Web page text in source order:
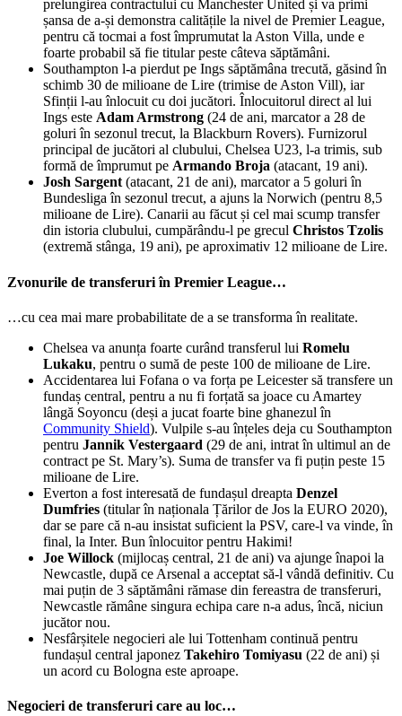
prelungirea contractului cu Manchester United și va primi
șansa de a-și demonstra calitățile la nivel de Premier League,
pentru că tocmai a fost împrumutat la Aston Villa, unde e
foarte probabil să fie titular peste câteva săptămâni.
Southampton l-a pierdut pe Ings săptămâna trecută, găsind în
schimb 30 de milioane de Lire (trimise de Aston Vill), iar
Sfinții l-au înlocuit cu doi jucători. Înlocuitorul direct al lui
Ings este Adam Armstrong (24 de ani, marcator a 28 de
goluri în sezonul trecut, la Blackburn Rovers). Furnizorul
principal de jucători al clubului, Chelsea U23, l-a trimis, sub
formă de împrumut pe Armando Broja (atacant, 19 ani).
Josh Sargent (atacant, 21 de ani), marcator a 5 goluri în
Bundesliga în sezonul trecut, a ajuns la Norwich (pentru 8,5
milioane de Lire). Canarii au făcut și cel mai scump transfer
din istoria clubului, cumpărându-l pe grecul Christos Tzolis
(extremă stânga, 19 ani), pe aproximativ 12 milioane de Lire.
Zvonurile de transferuri în Premier League…
…cu cea mai mare probabilitate de a se transforma în realitate.
Chelsea va anunța foarte curând transferul lui Romelu
Lukaku, pentru o sumă de peste 100 de milioane de Lire.
Accidentarea lui Fofana o va forța pe Leicester să transfere un
fundaș central, pentru a nu fi forțată sa joace cu Amartey
lângă Soyoncu (deși a jucat foarte bine ghanezul în
Community Shield). Vulpile s-au înțeles deja cu Southampton
pentru Jannik Vestergaard (29 de ani, intrat în ultimul an de
contract pe St. Mary’s). Suma de transfer va fi puțin peste 15
milioane de Lire.
Everton a fost interesată de fundașul dreapta Denzel
Dumfries (titular în naționala Țărilor de Jos la EURO 2020),
dar se pare că n-au insistat suficient la PSV, care-l va vinde, în
final, la Inter. Bun înlocuitor pentru Hakimi!
Joe Willock (mijlocaș central, 21 de ani) va ajunge înapoi la
Newcastle, după ce Arsenal a acceptat să-l vândă definitiv. Cu
mai puțin de 3 săptămâni rămase din fereastra de transferuri,
Newcastle rămâne singura echipa care n-a adus, încă, niciun
jucător nou.
Nesfârșitele negocieri ale lui Tottenham continuă pentru
fundașul central japonez Takehiro Tomiyasu (22 de ani) și
un acord cu Bologna este aproape.
Negocieri de transferuri care au loc…